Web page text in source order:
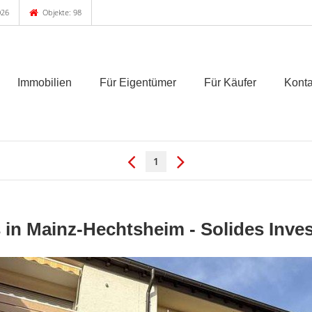
Objekte: 98
Immobilien Für Eigentümer Für Käufer
1
Mainz-Hechtsheim - Solides